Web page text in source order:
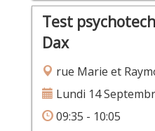
Test
Dax
rue Marie et
Lundi 14
09:35 - 10:05